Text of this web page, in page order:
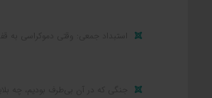
جنگی که در آن بی‌طرف بودیم، چه